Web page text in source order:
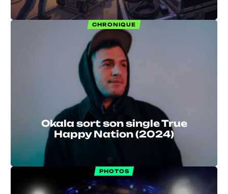
CHRONIQUE
Okala sort son single True
Happy Nation (2024)
PHOTOS